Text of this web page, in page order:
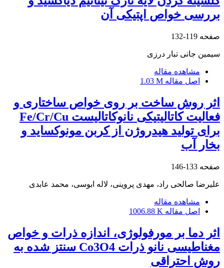
بررسی خواص اپتیکی آن
صفحه 119-132
سیمین جانی تبار درزی
مشاهده مقاله
اصل مقاله 1.03 M
اثر روش ساخت بر روی خواص ساختاری و
فعالیت کاتالیتیکی نانوکاتالیست Fe/Cr/Cu
برای تولید هیدروژن از کربن مونوکساید و
بخار آب
صفحه 133-146
علیرضا صالحی راد، مهدی پروینی، لاله ابوسی، محمد عابدی
مشاهده مقاله
اصل مقاله 1006.88 K
اثر دما بر مورفولوژی، اندازه ذرات و خواص
مغناطیسی نانو ذرات Co3O4 سنتز شده به
روش احتراقی